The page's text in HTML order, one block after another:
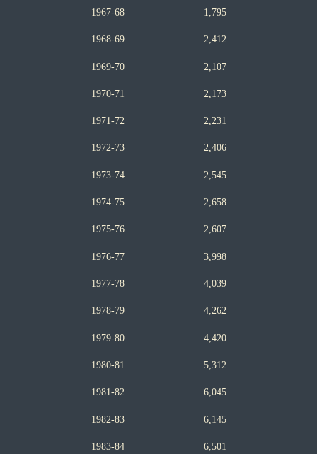
1967-68 1,795
1968-69 2,412
1969-70 2,107
1970-71 2,173
1971-72 2,231
1972-73 2,406
1973-74 2,545
1974-75 2,658
1975-76 2,607
1976-77 3,998
1977-78 4,039
1978-79 4,262
1979-80 4,420
1980-81 5,312
1981-82 6,045
1982-83 6,145
1983-84 6,501